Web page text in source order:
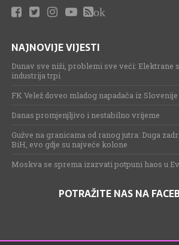
ok
NAJNOVIJE VIJESTI
Dunav sve niži, problemi sve veći: Elektrane
industrija trpi
FK Velež doveo mladog napadača iz Slovenije
Danas promjenjljivo i nestabilno vrijeme
Gužve na granicama od ranog jutra: Duga
BiH, evo gdje su najveće kolone
Moskva se sprema izazvati potpuni haos u
POTRAŽITE NAS NA